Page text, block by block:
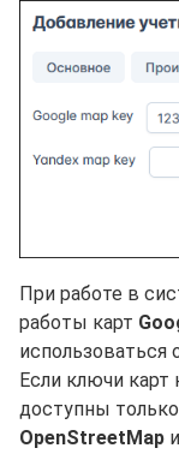
При работе в
работы карт
использоваться
Если ключи карт
доступны
OpenStreetMap и